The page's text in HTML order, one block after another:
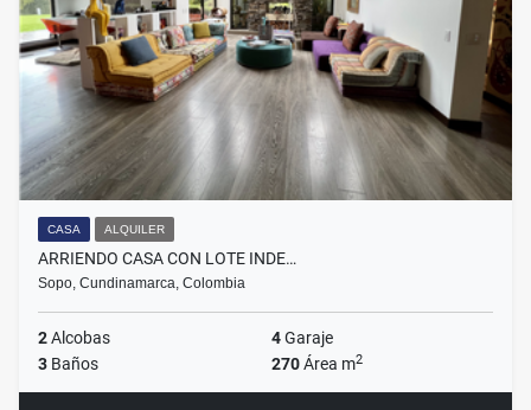
CASA ALQUILER
ARRIENDO CASA CON LOTE INDE…
Sopo, Cundinamarca, Colombia
2Alcobas 4Garaje
3 Baños 270Área m2